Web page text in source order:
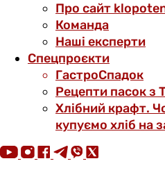
Про сайт
Команда
Наші експерти
Спецпроєкти
ГастроСпадок
Рецепти пасок з
Хлібний крафт.
купуємо хліб на